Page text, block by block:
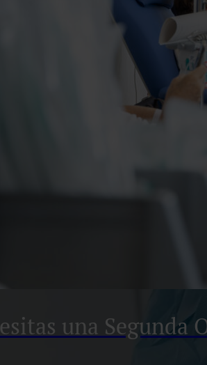
una Segunda